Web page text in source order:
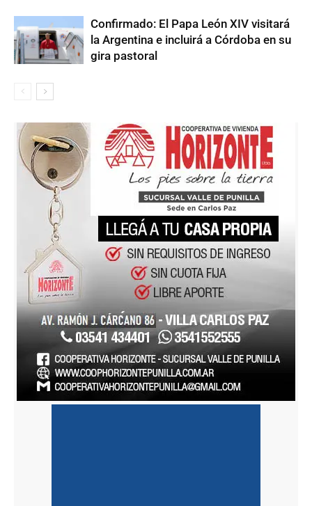
Confirmado: El Papa León XIV visitará
la Argentina e incluirá a Córdoba en su
gira pastoral